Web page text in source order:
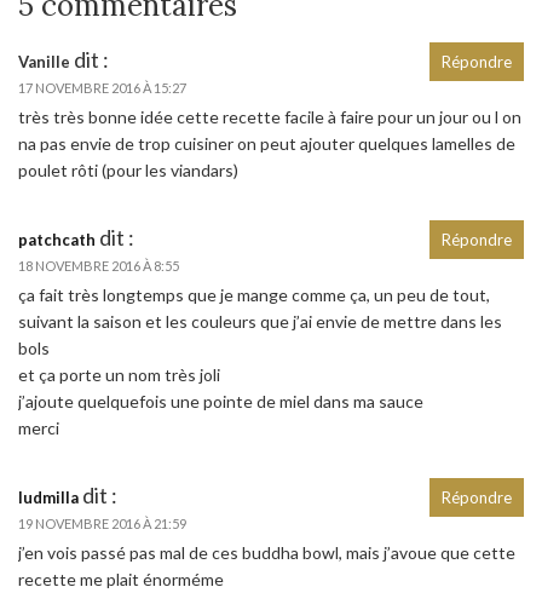
Vanille dit :
17 NOVEMBRE 2016 À 15:27
très très bonne idée cette recette facile à faire pour un jour ou l on
na pas envie de trop cuisiner on peut ajouter quelques lamelles de
poulet rôti (pour les viandars)
Répondre
patchcath dit :
18 NOVEMBRE 2016 À 8:55
ça fait très longtemps que je mange comme ça, un peu de tout,
suivant la saison et les couleurs que j’ai envie de mettre dans les
bols
et ça porte un nom très joli
j’ajoute quelquefois une pointe de miel dans ma sauce
merci
Répondre
ludmilla dit :
19 NOVEMBRE 2016 À 21:59
j’en vois passé pas mal de ces buddha bowl, mais j’avoue que cette
recette me plait énorméme
Répondre